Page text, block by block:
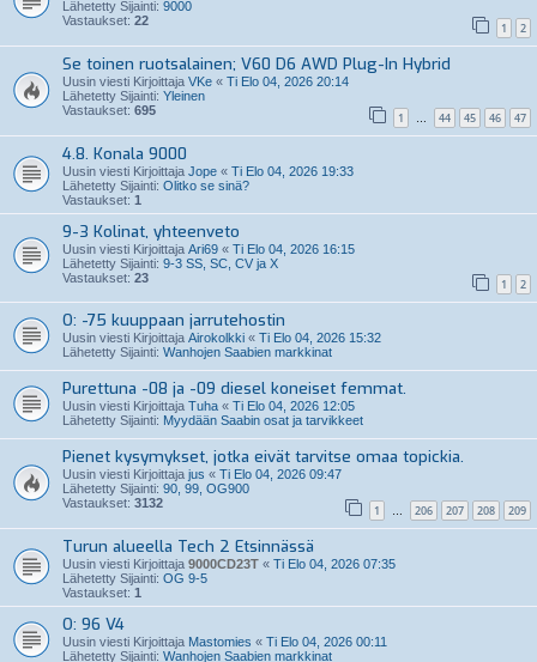
Lähetetty Sijainti: 9000
Vastaukset: 22 1 2
Se toinen ruotsalainen; V60 D6 AWD Plug-In Hybrid
Uusin viesti Kirjoittaja VKe « Ti Elo 04, 2026 20:14
Lähetetty Sijainti: Yleinen
Vastaukset: 695 1 … 44 45 46 47
4.8. Konala 9000
Uusin viesti Kirjoittaja Jope « Ti Elo 04, 2026 19:33
Lähetetty Sijainti: Olitko se sinä?
Vastaukset: 1
9-3 Kolinat, yhteenveto
Uusin viesti Kirjoittaja Ari69 « Ti Elo 04, 2026 16:15
Lähetetty Sijainti: 9-3 SS, SC, CV ja X
Vastaukset: 23 1 2
O: -75 kuuppaan jarrutehostin
Uusin viesti Kirjoittaja Airokolkki « Ti Elo 04, 2026 15:32
Lähetetty Sijainti: Wanhojen Saabien markkinat
Purettuna -08 ja -09 diesel koneiset femmat.
Uusin viesti Kirjoittaja Tuha « Ti Elo 04, 2026 12:05
Lähetetty Sijainti: Myydään Saabin osat ja tarvikkeet
Pienet kysymykset, jotka eivät tarvitse omaa topickia.
Uusin viesti Kirjoittaja jus « Ti Elo 04, 2026 09:47
Lähetetty Sijainti: 90, 99, OG900
Vastaukset: 3132 1 … 206 207 208 209
Turun alueella Tech 2 Etsinnässä
Uusin viesti Kirjoittaja 9000CD23T « Ti Elo 04, 2026 07:35
Lähetetty Sijainti: OG 9-5
Vastaukset: 1
O: 96 V4
Uusin viesti Kirjoittaja Mastomies « Ti Elo 04, 2026 00:11
Lähetetty Sijainti: Wanhojen Saabien markkinat